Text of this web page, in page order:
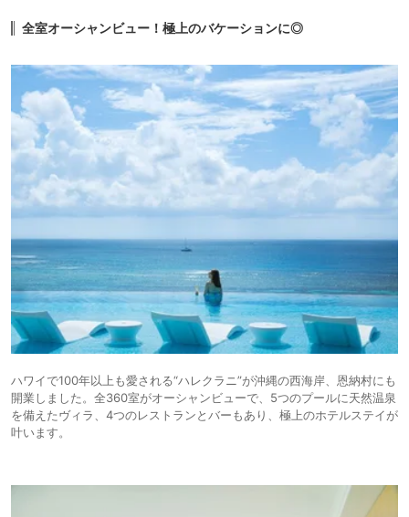
全室オーシャンビュー！極上のバケーションに◎
ハワイで100年以上も愛される“ハレクラニ”が沖縄の西海岸、恩納村にも
開業しました。全360室がオーシャンビューで、5つのプールに天然温泉
を備えたヴィラ、4つのレストランとバーもあり、極上のホテルステイが
叶います。